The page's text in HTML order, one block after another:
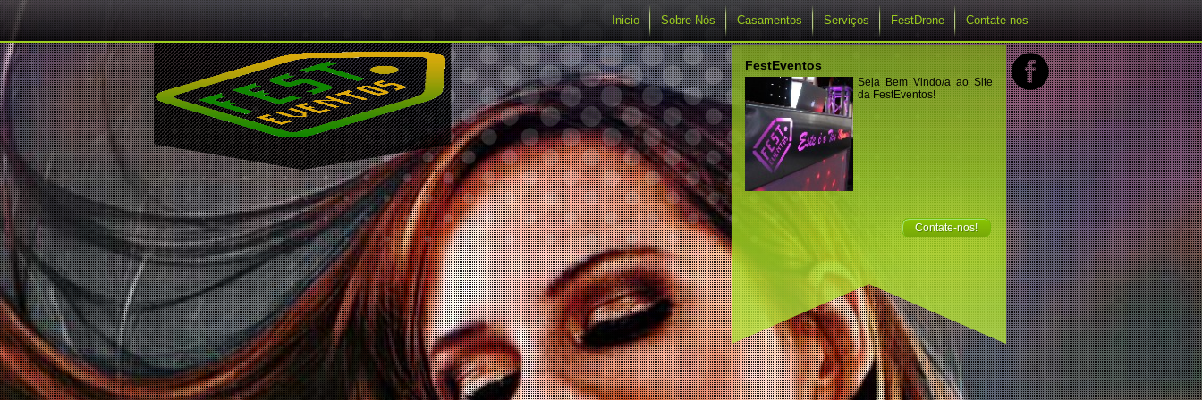
FestEventos
Seja Bem Vindo/a ao Site
da FestEventos!
Contate-nos!
Inicio Sobre Nós Casamentos Serviços FestDrone Contate-nos